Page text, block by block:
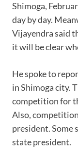
Shimoga,
day by day.
Vijayendra said
it will be clear
He spoke to
in Shimoga city.
competition for
Also,
president. Some
state president.